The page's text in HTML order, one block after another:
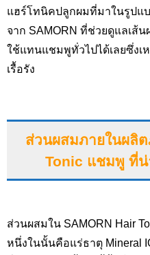
แฮร์โทนิคปลูกผมที่มาในรูป
จาก SAMORN ที่ช่วยดูแลเส้
ใช้แทนแชมพูทั่วไปได้เลยซึ่ง
เรื้อรัง
ส่วนผสมภายในผลิ
Tonic แชมพู ที่น่
ส่วนผสมใน SAMORN Hair
หนึ่งในนั้นคือแร่ธาตุ Mineral